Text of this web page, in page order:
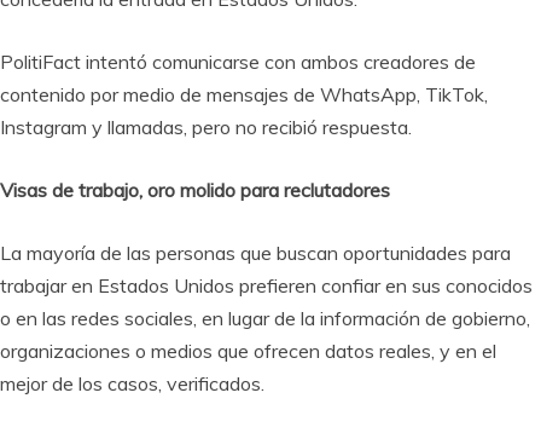
PolitiFact intentó comunicarse con ambos creadores de
contenido por medio de mensajes de WhatsApp, TikTok,
Instagram y llamadas, pero no recibió respuesta.
Visas de trabajo, oro molido para reclutadores
La mayoría de las personas que buscan oportunidades para
trabajar en Estados Unidos prefieren confiar en sus conocidos
o en las redes sociales, en lugar de la información de gobierno,
organizaciones o medios que ofrecen datos reales, y en el
mejor de los casos, verificados.